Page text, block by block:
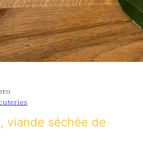
viande séchée de